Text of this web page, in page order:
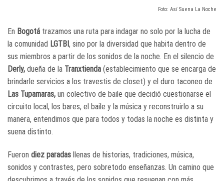
Foto: Así Suena La Noche
En Bogotá trazamos una ruta para indagar no solo por la lucha de
la comunidad LGTBI , sino por la diversidad que habita dentro de
sus miembros a partir de los sonidos de la noche. En el silencio de
Derly, dueña de la Tranxtienda (establecimiento que se encarga de
brindarle servicios a los travestis de closet) y el duro taconeo de
Las Tupamaras, un colectivo de baile que decidió cuestionarse el
circuito local, los bares, el baile y la música y reconstruirlo a su
manera, entendimos que para todos y todas la noche es distinta y
suena distinto.
Fueron diez paradas llenas de historias, tradiciones, música,
sonidos y contrastes, pero sobretodo enseñanzas. Un camino que